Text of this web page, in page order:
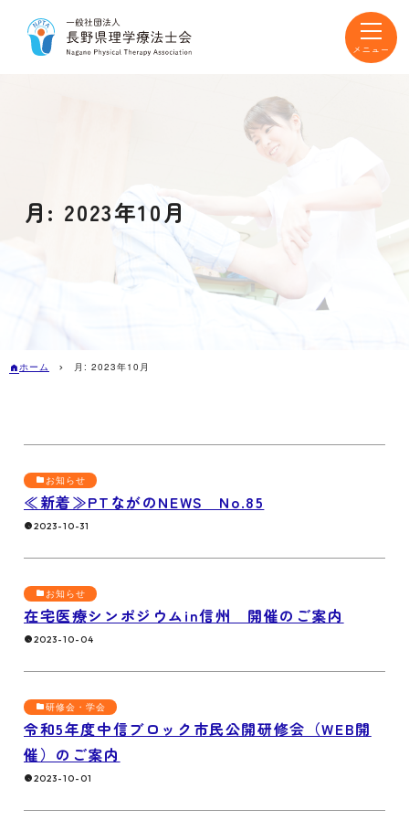
toggle
月: 2023年10月
ホーム 月: 2023年10月
お知らせ
≪新着≫PTながのNEWS No.85
2023-10-31
お知らせ
在宅医療シンポジウムin信州 開催のご案内
2023-10-04
研修会・学会
令和5年度中信ブロック市民公開研修会（WEB開
催）のご案内
2023-10-01